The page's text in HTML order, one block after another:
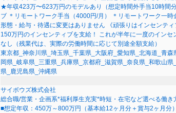
★年収423万〜623万円のモデルあり（想定時間外手当10時間
ブ ＊リモートワーク手当（4000円/月） ＊リモートワーク一
形態・給与・待遇に変更はありません 《頑張りはインセンテ
150万円のインセンティブを支給！ これが半年に一度のイン
なし（残業代は、実際の労働時間に応じて別途全額支給）
東京都_神奈川県_埼玉県_千葉県_大阪府_愛知県_北海道_青
岡県_岐阜県_三重県_兵庫県_京都府_滋賀県_奈良県_和歌山
県_鹿児島県_沖縄県
サイボウズ株式会社
総合職/営業・企画系*福利厚生充実*時短・在宅など選べる働き
■想定年収：450万～800万円（基本給12ヶ月分＋賞与2ヶ月